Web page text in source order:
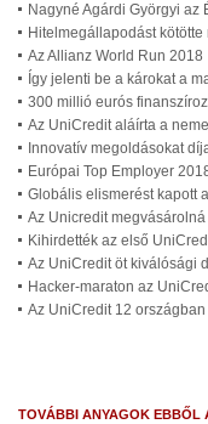
Nagyné Agárdi Györgyi az
Hitelmegállapodást
Az Allianz World Run 2018
Így jelenti be a károkat a
300 millió eurós
Az UniCredit aláírta a
Innovatív megoldásokat
Európai Top Employer
Globális elismerést kapott
Az Unicredit
Kihirdették az első
Az UniCredit öt kiválósági
Hacker-maraton az
Az UniCredit 12
TOVÁBBI ANYAGOK EBBŐL